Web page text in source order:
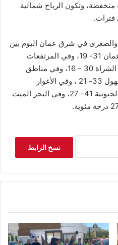
وتكون الرياح شمالية
فترات.
والصغرى في شرق عمان اليوم بين
33- 21 درجة مئوية، وفي غرب عمان 31- 19، وفي المرتفعات
الشمالية 29- 17، وفي مرتفعات الشراة 30 – 16، وفي مناطق
البادية 37- 20، وفي مناطق السهول 33- 21 ، وفي الأغوار
الشمالية 40 – 25، وفي الأغوار الجنوبية 41- 27، وفي البحر الميت
نسخ الرابط